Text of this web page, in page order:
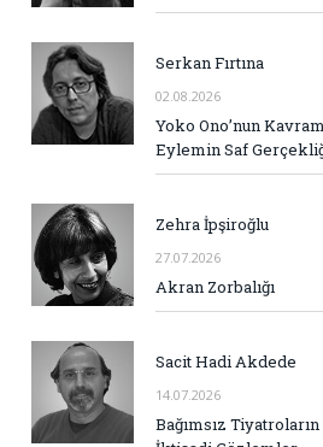
Serkan Fırtına
02.08.2026
Yoko Ono’nun
Eylemin Saf
Zehra İpşiroğlu
27.07.2026
Akran Zorbalığı
Sacit Hadi Akdede
14.07.2026
Bağımsız Tiyatroların